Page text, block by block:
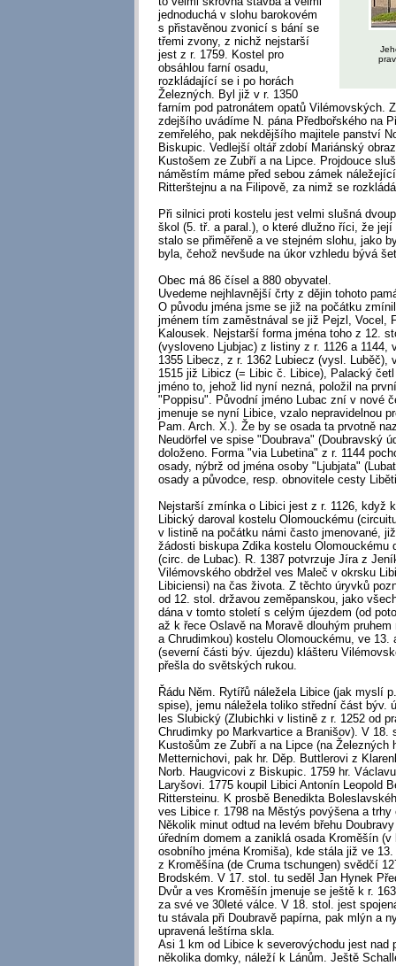
jednoduchá v slohu barokovém
s přistavěnou zvonicí s bání se
třemi zvony, z nichž nejstarší
jest z r. 1759. Kostel pro
obsáhlou farní osadu,
rozkládající se i po horách
Železných. Byl již v r. 1350
farním pod patronátem opatů Vilémovských.
zdejšího uvádíme N. pána Předbořského na
zemřelého, pak nekdějšího majitele panství
Biskupic. Vedlejší oltář zdobí Mariánský
Kustošem ze Zubří a na Lipce. Projdouce
náměstím máme před sebou zámek
Ritterštejnu a na Filipově, za nimž se
Při silnici proti kostelu jest velmi slušná
škol (5. tř. a paral.), o které dlužno říci, že
stalo se přiměřeně a ve stejném slohu, jako
byla, čehož nevšude na úkor vzhledu bývá
Obec má 86 čísel a 880 obyvatel.
Uvedeme nejhlavnější črty z dějin tohoto
O původu jména jsme se již na počátku
jménem tím zaměstnával se již Pejzl, Vocel,
Kalousek. Nejstarší forma jména toho z 12.
(vysloveno Ljubjac) z listiny z r. 1126 a 1144,
1355 Libecz, z r. 1362 Lubiecz (vysl. Luběč),
1515 již Libicz (= Libic č. Libice), Palacký
jméno to, jehož lid nyní nezná, položil na
"Poppisu". Původní jméno Lubac zní v nové
jmenuje se nyní Libice, vzalo nepravidelnou
Pam. Arch. X.). Že by se osada ta prvotně
Neudörfel ve spise "Doubrava" (Doubravský
doloženo. Forma "via Lubetina" z r. 1144
osady, nýbrž od jména osoby "Ljubjata"
osady a původce, resp. obnovitele cesty
Nejstarší zmínka o Libici jest z r. 1126, když
Libický daroval kostelu Olomouckému
v listině na počátku námi často jmenované,
žádosti biskupa Zdika kostelu Olomouckému
(circ. de Lubac). R. 1387 potvrzuje Jíra z
Vilémovského obdržel ves Maleč v okrsku
Libiciensi) na čas života. Z těchto úryvků
od 12. stol. državou zeměpanskou, jako
dána v tomto století s celým újezdem (od
až k řece Oslavě na Moravě dlouhým pruhem
a Chrudimkou) kostelu Olomouckému, ve 13.
(severní části býv. újezdu) klášteru
přešla do světských rukou.
Řádu Něm. Rytířů náležela Libice (jak myslí
spise), jemu náležela toliko střední část býv.
les Slubický (Zlubichki v listině z r. 1252 od
Chrudimky po Markvartice a Branišov). V 18.
Kustošům ze Zubří a na Lipce (na Železných
Metternichovi, pak hr. Děp. Buttlerovi z
Norb. Haugvicovi z Biskupic. 1759 hr.
Laryšovi. 1775 koupil Libici Antonín Leopold
Rittersteinu. K prosbě Benedikta
ves Libice r. 1798 na Městýs povýšena a trhy
Několik minut odtud na levém břehu
úředním domem a zaniklá osada Kroměšín
osobního jména Kromiša), kde stála již ve
z Kroměšína (de Cruma tschungen) svědčí
Brodském. V 17. stol. tu seděl Jan Hynek
Dvůr a ves Kroměšín jmenuje se ještě k r.
za své ve 30leté válce. V 18. stol. jest
tu stávala při Doubravě papírna, pak mlýn a
upravená leštírna skla.
Asi 1 km od Libice k severovýchodu jest nad
několika domky, náleží k Lánům. Ještě